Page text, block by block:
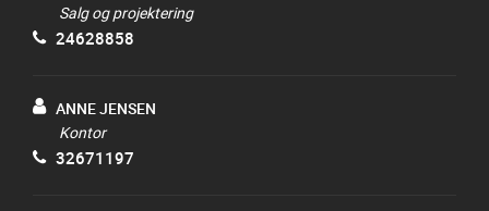
Salg og projektering
24628858
ANNE JENSEN
Kontor
32671197